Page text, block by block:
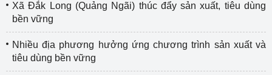
Xã Đắk Long (Quảng Ngãi) thúc đẩy sản xuất, tiêu dùng
bền vững
Nhiều địa phương hưởng ứng chương trình sản xuất và
tiêu dùng bền vững